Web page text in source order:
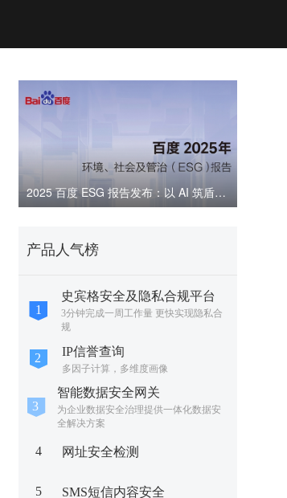
2025 百度 ESG 报告发布：以 AI 筑盾，共建可信数字生态
产品人气榜
史宾格安全及隐私合规平台
3分钟完成一周工作量 更快实现隐私合
规
IP信誉查询
多因子计算，多维度画像
智能数据安全网关
为企业数据安全治理提供一体化数据安
全解决方案
4 网址安全检测
5 SMS短信内容安全